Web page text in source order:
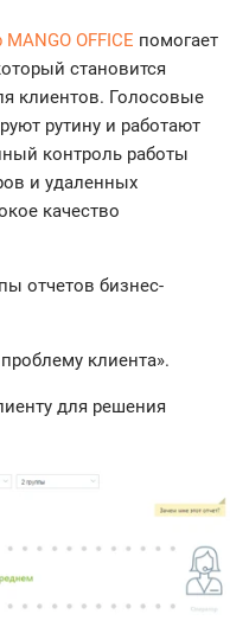
OFFICE помогает
становится
клиентов. Голосовые
рутину и работают
контроль работы
и удаленных
качество
отчетов бизнес-
клиента».
для решения